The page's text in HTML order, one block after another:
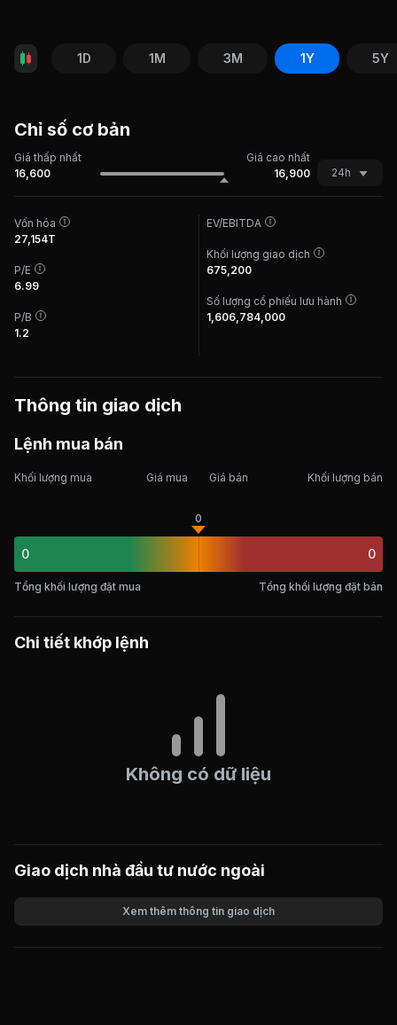
1D 1M 3M 1Y 5Y
Chỉ số cơ bản
Giá thấp nhất
Giá cao nhất
16,600
16,900 24h
Vốn hóa
27,154T
P/E
6.99
P/B
1.2
EV/EBITDA
Khối lượng giao dịch
675,200
Số lượng cổ phiếu lưu hành
1,606,784,000
Thông tin giao dịch
Lệnh mua bán
Khối lượng mua Giá mua Giá bán Khối lượng bán
0
0
0
Tổng khối lượng đặt mua Tổng khối lượng đặt bán
Chi tiết khớp lệnh
Không có dữ liệu
Giao dịch nhà đầu tư nước ngoài
Xem thêm thông tin giao dịch